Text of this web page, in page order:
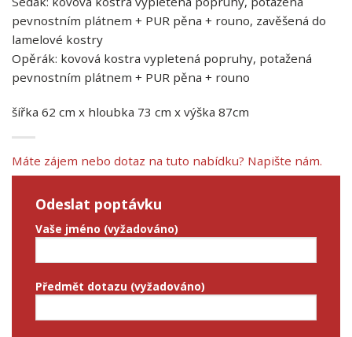
pevnostním plátnem + PUR pěna + rouno, zavěšená do
lamelové kostry
Opěrák: kovová kostra vypletená popruhy, potažená
pevnostním plátnem + PUR pěna + rouno
šířka 62 cm x hloubka 73 cm x výška 87cm
Máte zájem nebo dotaz na tuto nabídku? Napište nám.
Odeslat poptávku
Vaše jméno (vyžadováno)
Předmět dotazu (vyžadováno)